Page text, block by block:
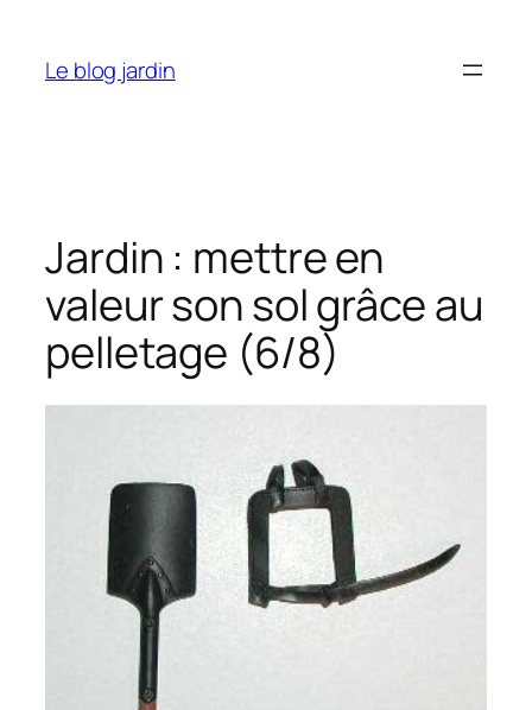
contenu
Le blog jardin
Jardin : mettre en
valeur son sol grâce au
pelletage (6/8)